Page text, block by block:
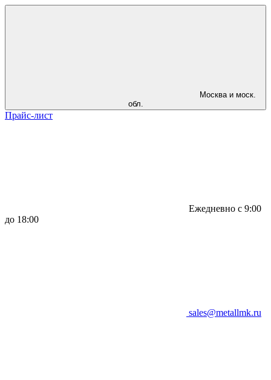
Москва и моск.
обл.
Прайс-лист
Ежедневно с 9:00
до 18:00
sales@metallmk.ru